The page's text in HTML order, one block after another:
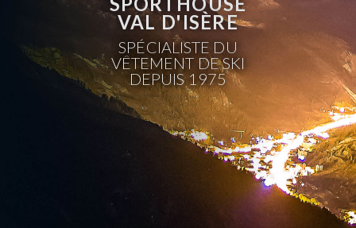
VAL D'ISÈRE
SPÉCIALISTE DU
VÊTEMENT DE SKI
DEPUIS 1975